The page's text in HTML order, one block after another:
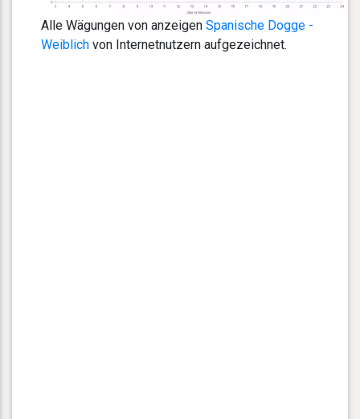
Alle Wägungen von anzeigen Spanische Dogge -
Weiblich von Internetnutzern aufgezeichnet.